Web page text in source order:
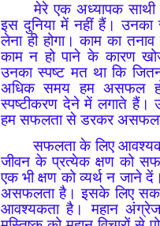
मेरे एक अध्यापक
इस दुनिया में नहीं हैं।
लेना ही होगा। काम का
काम न हो पाने के कारण
उनका स्पष्ट मत था कि
अधिक समय हम असफल
स्पष्टीकरण देने में लगाते
हम सफलता से डरकर
सफलता के लिए
जीवन के प्रत्येक क्षण को
एक भी क्षण को व्यर्थ न जाने
असफलता है। इसके लिए
आवश्यकता है। महान अंग्रेज